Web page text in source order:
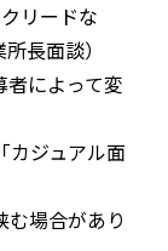
リードな
長面談）
によって変
カジュアル面
場合があり